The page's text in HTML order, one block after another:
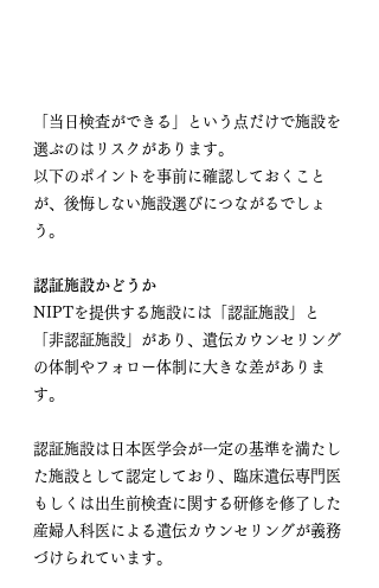
「当日検査ができる」という点だけで施設を
選ぶのはリスクがあります。
以下のポイントを事前に確認しておくこと
が、後悔しない施設選びにつながるでしょ
う。
認証施設かどうか
NIPTを提供する施設には「認証施設」と
「非認証施設」があり、遺伝カウンセリング
の体制やフォロー体制に大きな差がありま
す。
認証施設は日本医学会が一定の基準を満たし
た施設として認定しており、臨床遺伝専門医
もしくは出生前検査に関する研修を修了した
産婦人科医による遺伝カウンセリングが義務
づけられています。